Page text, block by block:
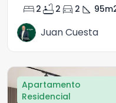
bed 2 bathtub 2 directions_car 2 square_foot 95
Juan Cuesta
Apartamento
Residencial